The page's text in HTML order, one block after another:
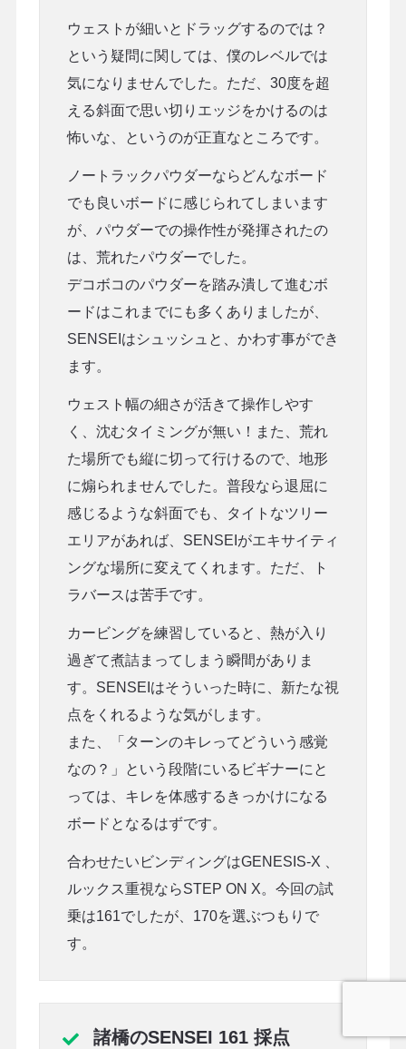
ウェストが細いとドラッグするのでは？
という疑問に関しては、僕のレベルでは
気になりませんでした。ただ、30度を超
える斜面で思い切りエッジをかけるのは
怖いな、というのが正直なところです。
ノートラックパウダーならどんなボード
でも良いボードに感じられてしまいます
が、パウダーでの操作性が発揮されたの
は、荒れたパウダーでした。
デコボコのパウダーを踏み潰して進むボ
ードはこれまでにも多くありましたが、
SENSEIはシュッシュと、かわす事ができ
ます。
ウェスト幅の細さが活きて操作しやす
く、沈むタイミングが無い！また、荒れ
た場所でも縦に切って行けるので、地形
に煽られませんでした。普段なら退屈に
感じるような斜面でも、タイトなツリー
エリアがあれば、SENSEIがエキサイティ
ングな場所に変えてくれます。ただ、ト
ラバースは苦手です。
カービングを練習していると、熱が入り
過ぎて煮詰まってしまう瞬間がありま
す。SENSEIはそういった時に、新たな視
点をくれるような気がします。
また、「ターンのキレってどういう感覚
なの？」という段階にいるビギナーにと
っては、キレを体感するきっかけになる
ボードとなるはずです。
合わせたいビンディングはGENESIS-X 、
ルックス重視ならSTEP ON X。今回の試
乗は161でしたが、170を選ぶつもりで
す。
諸橋のSENSEI 161 採点